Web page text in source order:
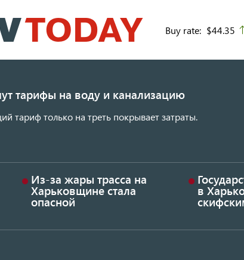
к
основному
Buy rate: $44.35
тарифы на воду и канализацию
тариф только на треть покрывает затраты.
Из-за жары трасса на
Харьковщине стала
опасной
в